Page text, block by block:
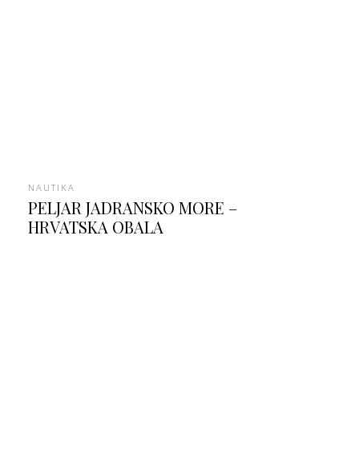
NAUTIKA
PELJAR JADRANSKO MORE –
HRVATSKA OBALA